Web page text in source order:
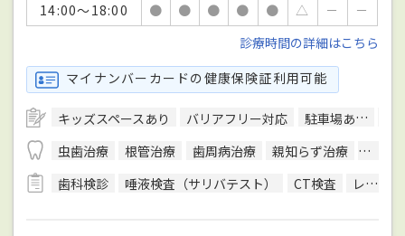
14:00～18:00
● ● ● ● ● △ －
－
診療時間の詳細はこちら
マイナンバーカードの健康保険証利用可能
キッズスペースあり バリアフリー対応 駐車場あり
虫歯治療
根管治療 歯周病治療 親知らず治療
顎関
歯科検診
唾液検査（サリバテスト） CT検査 レントゲン検査